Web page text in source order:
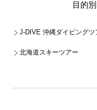
目的
J-DIVE 沖縄ダイビングツ
北海道スキーツアー